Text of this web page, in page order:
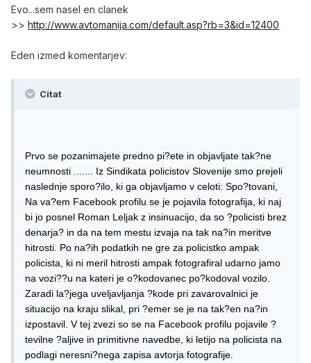
Evo...sem nasel en clanek
>> http://www.avtomanija.com/default.asp?rb=3&id=12400
Eden izmed komentarjev:
Citat
Prvo se pozanimajete predno pi?ete in objavljate tak?ne
neumnosti ....... Iz Sindikata policistov Slovenije smo prejeli
naslednje sporo?ilo, ki ga objavljamo v celoti: Spo?tovani,
Na va?em Facebook profilu se je pojavila fotografija, ki naj
bi jo posnel Roman Leljak z insinuacijo, da so ?policisti brez
denarja? in da na tem mestu izvaja na tak na?in meritve
hitrosti. Po na?ih podatkih ne gre za policistko ampak
policista, ki ni meril hitrosti ampak fotografiral udarno jamo
na vozi??u na kateri je o?kodovanec po?kodoval vozilo.
Zaradi la?jega uveljavljanja ?kode pri zavarovalnici je
situacijo na kraju slikal, pri ?emer se je na tak?en na?in
izpostavil. V tej zvezi so se na Facebook profilu pojavile ?
tevilne ?aljive in primitivne navedbe, ki letijo na policista na
podlagi neresni?nega zapisa avtorja fotografije.